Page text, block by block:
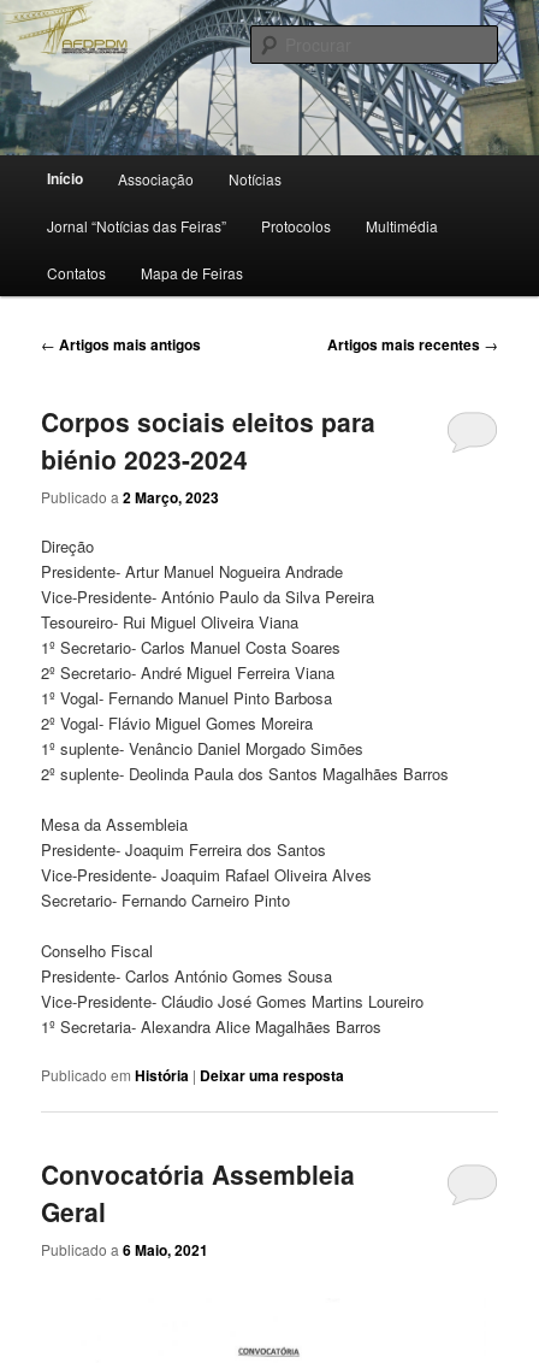
Saltar
para
o
conteúdo
primário
Saltar
para
o
conteúdo
secundário
Início Associação Notícias
Jornal “Notícias das Feiras” Protocolos Multimédia
Contatos Mapa de Feiras
Navegação
← Artigos mais antigos Artigos mais recentes →
Corpos sociais eleitos para
biénio 2023-2024
Publicado a2 Março, 2023
Direção
Presidente- Artur Manuel Nogueira Andrade
Vice-Presidente- António Paulo da Silva Pereira
Tesoureiro- Rui Miguel Oliveira Viana
1º Secretario- Carlos Manuel Costa Soares
2º Secretario- André Miguel Ferreira Viana
1º Vogal- Fernando Manuel Pinto Barbosa
2º Vogal- Flávio Miguel Gomes Moreira
1º suplente- Venâncio Daniel Morgado Simões
2º suplente- Deolinda Paula dos Santos Magalhães Barros
Mesa da Assembleia
Presidente- Joaquim Ferreira dos Santos
Vice-Presidente- Joaquim Rafael Oliveira Alves
Secretario- Fernando Carneiro Pinto
Conselho Fiscal
Presidente- Carlos António Gomes Sousa
Vice-Presidente- Cláudio José Gomes Martins Loureiro
1º Secretaria- Alexandra Alice Magalhães Barros
Publicado em História | Deixar uma resposta
Convocatória Assembleia
Geral
Publicado a6 Maio, 2021